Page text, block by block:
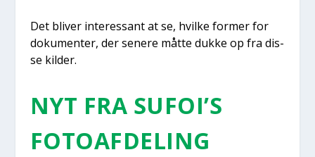
Det bli­ver inter­es­sant at se, hvil­ke for­mer for
doku­men­ter, der sene­re måt­te duk­ke op fra dis­
se kil­der.
NYT FRA SUFOI’S
FOTO­AF­DE­LING